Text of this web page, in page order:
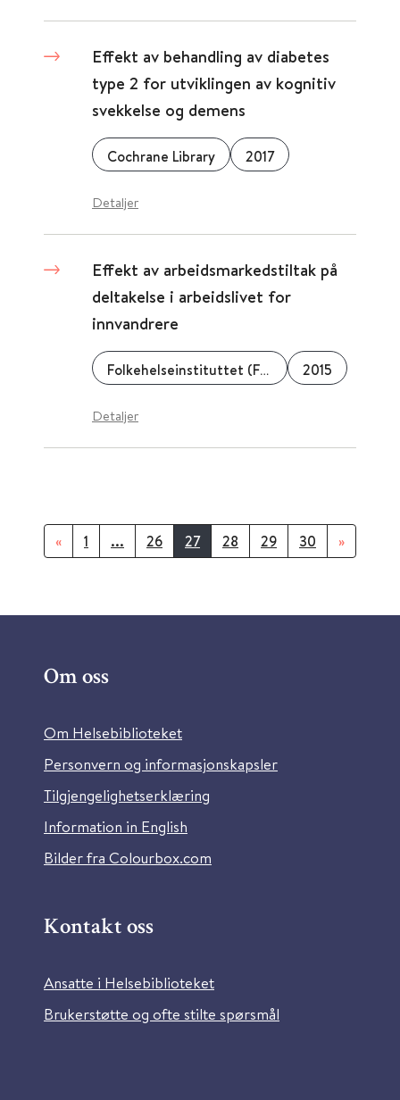
Effekt av behandling av diabetes
type 2 for utviklingen av kognitiv
svekkelse og demens
Cochrane Library 2017
Detaljer
Effekt av arbeidsmarkedstiltak på
deltakelse i arbeidslivet for
innvandrere
Folkehelseinstituttet (FHI) 2015
Detaljer
« 1 ... 26 27 28 29 30 »
Om oss
Om Helsebiblioteket
Personvern og informasjonskapsler
Tilgjengelighetserklæring
Information in English
Bilder fra Colourbox.com
Kontakt oss
Ansatte i Helsebiblioteket
Brukerstøtte og ofte stilte spørsmål